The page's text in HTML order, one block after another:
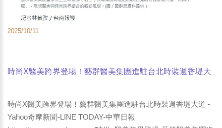
2025/10/11
時尚X醫美跨界登場！藝群醫美集團進駐台北時裝週香堤大
時尚X醫美跨界登場！藝群醫美集團進駐台北時裝週香堤大道 -
Yahoo奇摩新聞-LINE TODAY-中華日報